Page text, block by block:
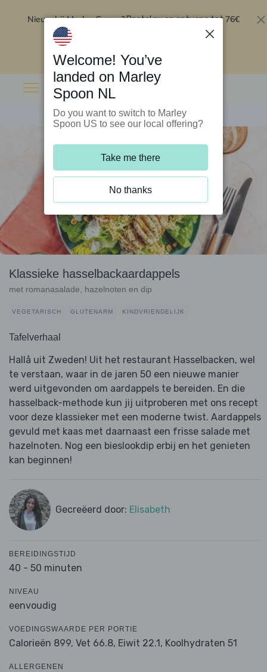
Nieuw bij Marley Spoon?Bestel nu en ontvang tot 76€
Klassieke hasselbackaardappels
met romanasalade, hazelnoten en dip
VEGETARISCH GLUTENARM KINDVRIENDELIJK
Tafelverhaal
Hallå uit Zweden! Uit het restaurant Hasselbacken, wel
te verstaan, waar in de jaren 50 een nieuwe manier
werd uitgevonden om aardappels te bereiden. En die
hasselback-methode kun jij uitproberen met ons recept
voor deze klassieker met een moderne twist. Aardappels
gevuld met kaas met daarnaast een frisse salade met
hazelnoten. Nog een bieslookdip erbij en het genieten
kan beginnen!
Gecreëerd door: Elisabeth
BEREIDINGSTIJD
40 - 50 minuten
NIVEAU
eenvoudig
VOEDINGSWAARDE PER PORTIE
Calorieën 899, Vet 66.8, Eiwit 22.1, Koolhydraten 51
ALLERGENEN
Welcome! You’ve
landed on Marley
Spoon NL
Do you want to switch to Marley
Spoon US to see our local offering?
Take me there
No thanks